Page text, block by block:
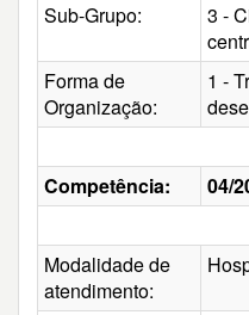
Sub-Grupo:
3 -
Forma de
Organização:
1 -
Competência: 04/
Modalidade de
atendimento: